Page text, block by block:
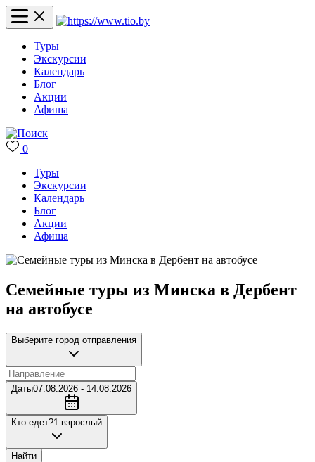
Туры
Экскурсии
Календарь
Блог
Акции
Афиша
0
Туры
Экскурсии
Календарь
Блог
Акции
Афиша
Семейные туры из Минска в Дербент
на автобусе
Выберите город отправления
Даты07.08.2026 - 14.08.2026
Кто едет?1 взрослый
Найти